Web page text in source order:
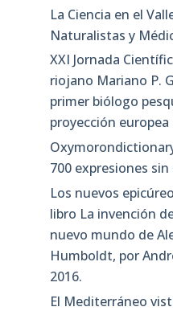
La Ciencia en el
Naturalistas y
XXI Jornada
riojano Mariano P.
primer biólogo
proyección europea
700 expresiones
Los nuevos
libro La invención
nuevo mundo de
Humboldt, por
2016.
El Mediterráneo